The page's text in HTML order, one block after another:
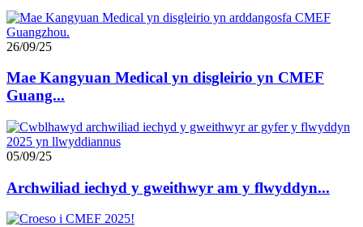
26/09/25
Mae Kangyuan Medical yn disgleirio yn CMEF
Guang...
05/09/25
Archwiliad iechyd y gweithwyr am y flwyddyn...